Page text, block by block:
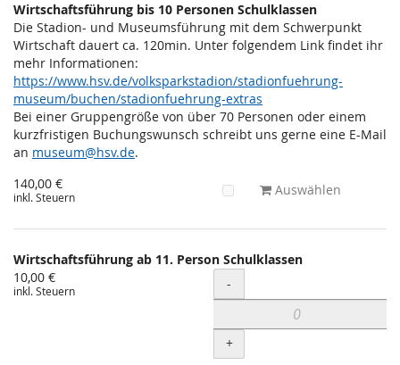
Wirtschaftsführung bis 10 Personen Schulklassen
Die Stadion- und Museumsführung mit dem Schwerpunkt
Wirtschaft dauert ca. 120min. Unter folgendem Link findet ihr
mehr Informationen:
https://www.hsv.de/volksparkstadion/stadionfuehrung-
museum/buchen/stadionfuehrung-extras
Bei einer Gruppengröße von über 70 Personen oder einem
kurzfristigen Buchungswunsch schreibt uns gerne eine E-Mail
an museum@hsv.de.
140,00 €
inkl. Steuern Auswählen
Wirtschaftsführung ab 11. Person Schulklassen
10,00 €
inkl. Steuern Menge
-
+